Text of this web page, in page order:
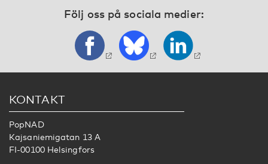
Följ oss på sociala medier:
KONTAKT
PopNAD
Kajsaniemigatan 13 A
FI-00100 Helsingfors